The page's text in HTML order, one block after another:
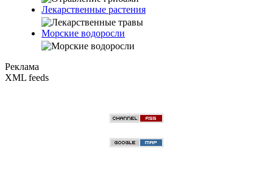
Лекарственные растения
Морские водоросли
Реклама
XML feeds